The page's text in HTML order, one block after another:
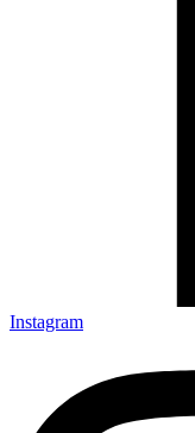
Instagram